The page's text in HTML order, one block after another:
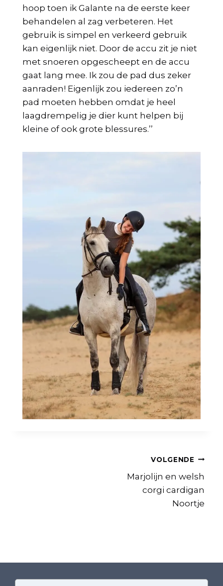
hoop toen ik Galante na de eerste keer
behandelen al zag verbeteren. Het
gebruik is simpel en verkeerd gebruik
kan eigenlijk niet. Door de accu zit je niet
met snoeren opgescheept en de accu
gaat lang mee. Ik zou de pad dus zeker
aanraden! Eigenlijk zou iedereen zo’n
pad moeten hebben omdat je heel
laagdrempelig je dier kunt helpen bij
kleine of ook grote blessures.’’
VOLGENDE
Marjolijn en welsh
corgi cardigan
Noortje